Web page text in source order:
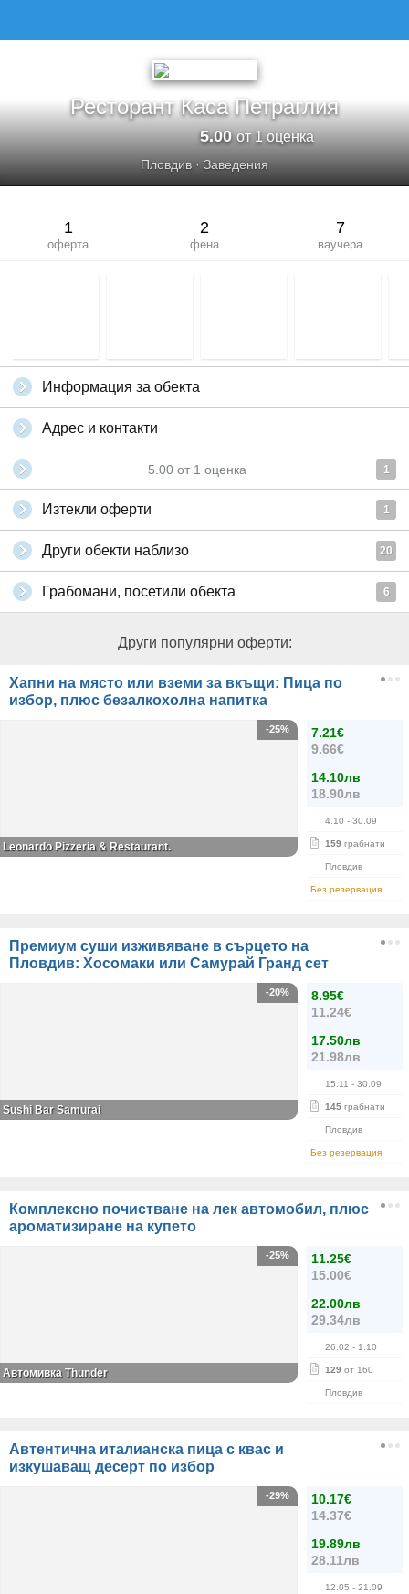
Ресторант Каса Петраглия
5.00от 1 оценка
Пловдив· Заведения
1
оферта
2
фена
7
ваучера
Информация за обекта
Адрес и контакти
5.00 от 1 оценка 1
Изтекли оферти 1
Други обекти наблизо 20
Грабомани, посетили обекта 6
Други популярни оферти:
Хапни на място или вземи за вкъщи: Пица по
избор, плюс безалкохолна напитка
7.21€
9.66€
14.10лв
18.90лв
4.10 - 30.09
159 грабнати
Пловдив
Без резервация
-25%
Leonardo Pizzeria & Restaurant.
Премиум суши изживяване в сърцето на
Пловдив: Хосомаки или Самурай Гранд сет
8.95€
11.24€
17.50лв
21.98лв
15.11 - 30.09
145 грабнати
Пловдив
Без резервация
-20%
Sushi Bar Samurai
Комплексно почистване на лек автомобил, плюс
ароматизиране на купето
11.25€
15.00€
22.00лв
29.34лв
26.02 - 1.10
129 от 160
Пловдив
-25%
Автомивка Thunder
Автентична италианска пица с квас и
изкушаващ десерт по избор
10.17€
14.37€
19.89лв
28.11лв
12.05 - 21.09
-29%